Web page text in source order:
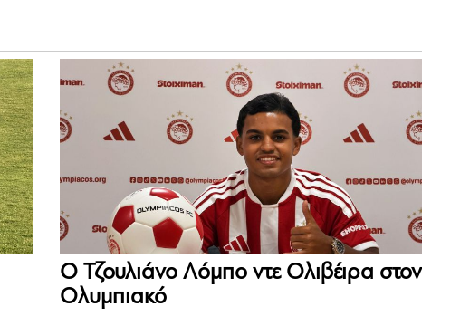
Ο Τζουλιάνο Λόμπο ντε Ολιβέιρα στον
Ολυμπιακό